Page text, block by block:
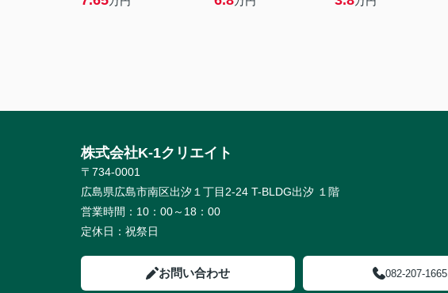
株式会社K-1クリエイト
〒734-0001
広島県広島市南区出汐１丁目2-24 T-BLDG出汐 １階
営業時間： 10：00～18：00
定休日： 祝祭日
お問い合わせ 082-207-1665